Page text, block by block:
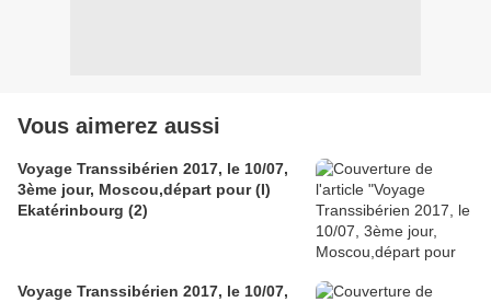
Vous aimerez aussi
Voyage Transsibérien 2017, le 10/07,
3ème jour, Moscou,départ pour (I)
Ekatérinbourg (2)
Voyage Transsibérien 2017, le 10/07,